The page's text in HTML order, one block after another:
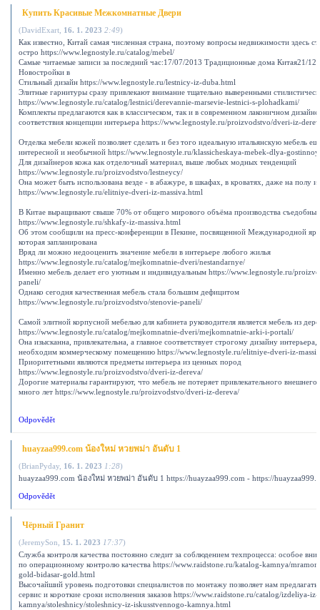
Купить Красивые Межкомнатные Двери
(DavidExart 16. 1. 2023 2:49)
Как известно, Китай самая численная страна, поэтому вопросы недвижимости здесь
остро https://www.legnostyle.ru/catalog/mebel/
Самые читаемые записи за последний час:17/07/2013 Традиционные дома Китая21/
Новостройки в
Стильный дизайн https://www.legnostyle.ru/lestnicy-iz-duba.html
Элитные гарнитуры сразу привлекают внимание тщательно выверенными
https://www.legnostyle.ru/catalog/lestnici/derevannie-marsevie-lestnici-s-plohadkami/
Комплекты предлагаются как в классическом, так и в современном лаконичном
соответствия концепции интерьера https://www.legnostyle.ru/proizvodstvo/dveri-iz-
Отделка мебели кожей позволяет сделать и без того идеальную итальянскую мебель
интересной и необычной https://www.legnostyle.ru/klassicheskaya-mebek-dlya-
Для дизайнеров кожа как отделочный материал, выше любых модных тенденций
https://www.legnostyle.ru/proizvodstvo/lestneycy/
Она может быть использована везде - в абажуре, в шкафах, в кроватях, даже на полу и
https://www.legnostyle.ru/elitniye-dveri-iz-massiva.html
В Китае выращивают свыше 70% от общего мирового объёма производства
https://www.legnostyle.ru/shkafy-iz-massiva.html
Об этом сообщили на пресс-конференции в Пекине, посвященной Международной
которая запланирована
Вряд ли можно недооценить значение мебели в интерьере любого жилья
https://www.legnostyle.ru/catalog/mejkomnatnie-dveri/nestandarnye/
Именно мебель делает его уютным и индивидуальным https://www.legnostyle.ru/
paneli/
Однако сегодня качественная мебель стала большим дефицитом
https://www.legnostyle.ru/proizvodstvo/stenovie-paneli/
Самой элитной корпусной мебелью для кабинета руководителя является мебель из
https://www.legnostyle.ru/catalog/mejkomnatnie-dveri/mejkomnatnie-arki-i-portali/
Она изысканна, привлекательна, а главное соответствует строгому дизайну
необходим коммерческому помещению https://www.legnostyle.ru/elitniye-dveri-iz-
Приоритетными являются предметы интерьера из ценных пород
https://www.legnostyle.ru/proizvodstvo/dveri-iz-dereva/
Дорогие материалы гарантируют, что мебель не потеряет привлекательного внешнего
много лет https://www.legnostyle.ru/proizvodstvo/dveri-iz-dereva/
Odpovědět
huayzaa999.com น้องใหม่ หวยพม่า อันดับ 1
(BrianPyday 16. 1. 2023 1:28)
huayzaa999.com น้องใหม่ หวยพม่า อันดับ 1 https://huayzaa999.com - https://
Odpovědět
Чёрный Гранит
(JeremySon 15. 1. 2023 17:37)
Служба контроля качества постоянно следит за соблюдением техпроцесса: особое
по операционному контролю качества https://www.raidstone.ru/katalog-kamnya/
gold-bidasar-gold.html
Высочайший уровень подготовки специалистов по монтажу позволяет нам предлагать
сервис и короткие сроки исполнения заказов https://www.raidstone.ru/catalog/izdeliya-iz-
kamnya/stoleshnicy/stoleshnicy-iz-iskusstvennogo-kamnya.html